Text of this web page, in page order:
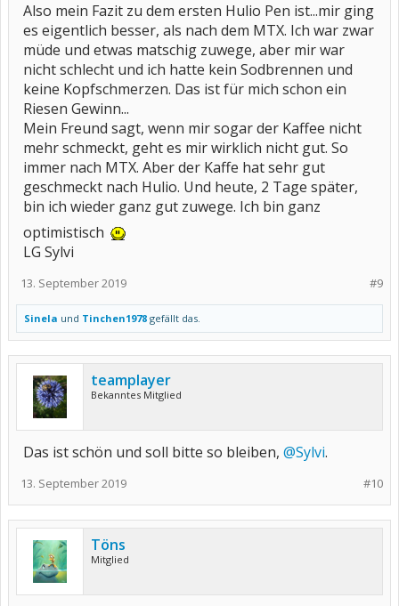
Also mein Fazit zu dem ersten Hulio Pen ist...mir ging
es eigentlich besser, als nach dem MTX. Ich war zwar
müde und etwas matschig zuwege, aber mir war
nicht schlecht und ich hatte kein Sodbrennen und
keine Kopfschmerzen. Das ist für mich schon ein
Riesen Gewinn...
Mein Freund sagt, wenn mir sogar der Kaffee nicht
mehr schmeckt, geht es mir wirklich nicht gut. So
immer nach MTX. Aber der Kaffe hat sehr gut
geschmeckt nach Hulio. Und heute, 2 Tage später,
bin ich wieder ganz gut zuwege. Ich bin ganz
optimistisch
LG Sylvi
#9
13. September 2019
Sinela und Tinchen1978 gefällt das.
teamplayer
Bekanntes Mitglied
Das ist schön und soll bitte so bleiben, @Sylvi.
#10
13. September 2019
Töns
Mitglied